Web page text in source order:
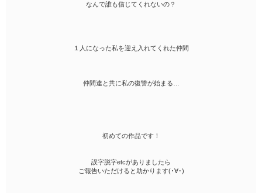
なんで誰も信じてくれないの？
１人になった私を迎え入れてくれた仲間
仲間達と共に私の復讐が始まる…
初めての作品です！
誤字脱字etcがありましたら
ご報告いただけると助かります(･∀･)